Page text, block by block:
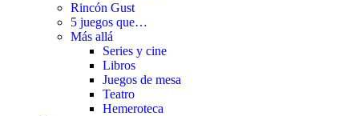
Rincón Gust
5 juegos que…
Más allá
Series y cine
Libros
Juegos de mesa
Teatro
Hemeroteca